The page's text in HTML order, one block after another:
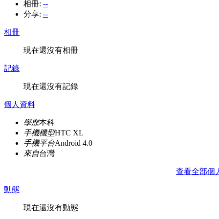
相冊: --
分享: --
相冊
現在還沒有相冊
記錄
現在還沒有記錄
個人資料
學歷本科
手機機型HTC XL
手機平台Android 4.0
來自台灣
查看全部個
動態
現在還沒有動態